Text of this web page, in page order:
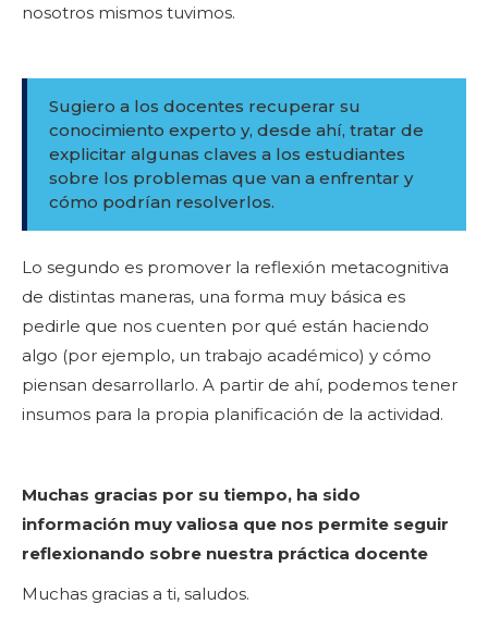
nosotros mismos tuvimos.
Sugiero a los docentes recuperar su
conocimiento experto y, desde ahí, tratar de
explicitar algunas claves a los estudiantes
sobre los problemas que van a enfrentar y
cómo podrían resolverlos.
Lo segundo es promover la reflexión metacognitiva
de distintas maneras, una forma muy básica es
pedirle que nos cuenten por qué están haciendo
algo (por ejemplo, un trabajo académico) y cómo
piensan desarrollarlo. A partir de ahí, podemos tener
insumos para la propia planificación de la actividad.
Muchas gracias por su tiempo, ha sido
información muy valiosa que nos permite seguir
reflexionando sobre nuestra práctica docente
Muchas gracias a ti, saludos.